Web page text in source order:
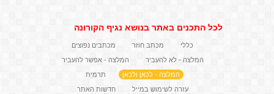
לכל התכנים באתר בנושא נגיף הקורונה
כללי מכתב חוזר
מכתבים נפוצים
המלצה - לא להעביר
המלצה - אפשר להעביר
המלצה - לכאן ולכאן
תרמית
עזרה לשימוש במייל
חדשות האתר